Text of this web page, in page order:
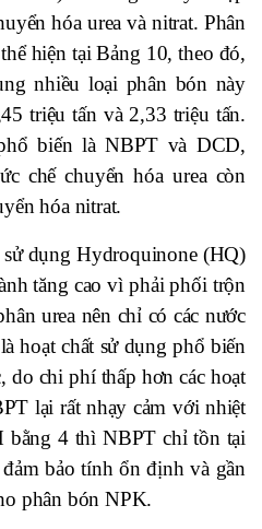
hóa urea và nitrat. Phân
hiện tại Bảng 10, theo đó,
nhiều loại phân bón này
triệu tấn và 2,33 triệu tấn.
biến là NBPT và DCD,
chế chuyển hóa urea còn
hóa nitrat.
dụng Hydroquinone (HQ)
tăng cao vì phải phối trộn
urea nên chỉ có các nước
hoạt chất sử dụng phổ biến
do chi phí thấp hơn các hoạt
lại rất nhạy cảm với nhiệt
4 thì NBPT chỉ tồn tại
bảo tính ổn định và gần
phân bón NPK.